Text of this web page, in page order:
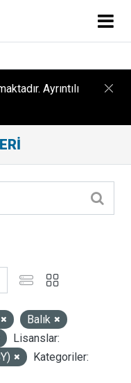
Ayrıntılı
Balık
Lisanslar:
Kategoriler: